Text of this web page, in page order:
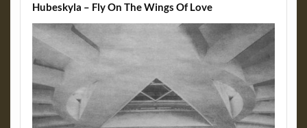
Hubeskyla – Fly On The Wings Of Love